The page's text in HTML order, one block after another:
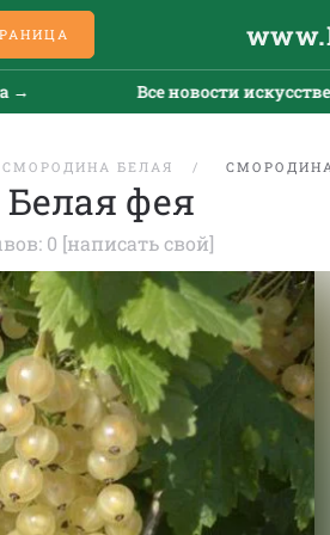
Все новости
СМОРОДИНА БЕЛАЯ
фея
0 [написать свой]